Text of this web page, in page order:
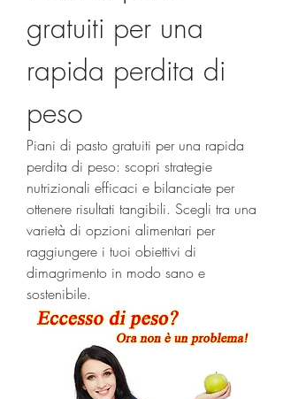
gratuiti per una
rapida perdita di
peso
Piani di pasto gratuiti per una rapida
perdita di peso: scopri strategie
nutrizionali efficaci e bilanciate per
ottenere risultati tangibili. Scegli tra una
varietà di opzioni alimentari per
raggiungere i tuoi obiettivi di
dimagrimento in modo sano e
sostenibile.